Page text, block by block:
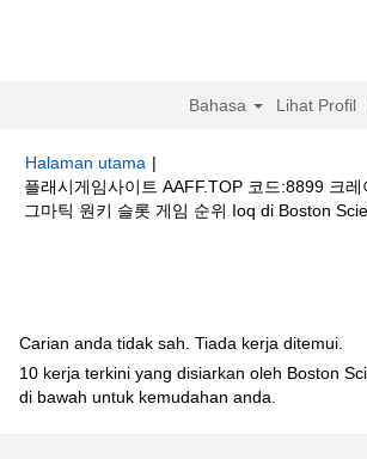
Bahasa Lihat Profil
Halaman utama |
플래시게임사이트 AAFF.TOP 코드:8899 크
그마틱 원키 슬롯 게임 순위 Ioq di Boston
Carian anda tidak sah. Tiada kerja ditemui.
10 kerja terkini yang disiarkan oleh Boston
di bawah untuk kemudahan anda.